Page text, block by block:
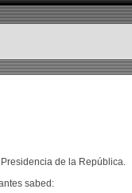
de la República.
sabed: